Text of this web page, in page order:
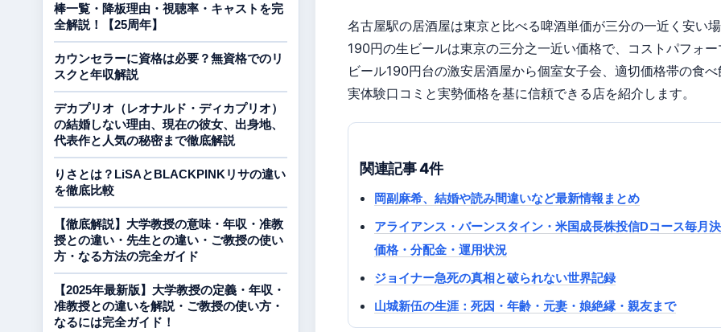
名古屋駅の居酒屋は東京と比べる啤酒単価が三分の一近く安い
190円の生ビールは東京の三分之一近い価格で、コストパフォ
ビール190円台の激安居酒屋から個室女子会、適切価格帯の食
実体験口コミと実勢価格を基に信頼できる店を紹介します。
関連記事 4件
岡副麻希、結婚や読み間違いなど最新情報まとめ
アライアンス・バーンスタイン・米国成長株投信Dコース毎月
価格・分配金・運用状況
ジョイナー急死の真相と破られない世界記録
山城新伍の生涯：死因・年齢・元妻・娘絶縁・親友まで
棒一覧・降板理由・視聴率・キャストを完
全解説！【25周年】
カウンセラーに資格は必要？無資格でのリ
スクと年収解説
デカプリオ（レオナルド・ディカプリオ）
の結婚しない理由、現在の彼女、出身地、
代表作と人気の秘密まで徹底解説
りさとは？LiSAとBLACKPINKリサの違い
を徹底比較
【徹底解説】大学教授の意味・年収・准教
授との違い・先生との違い・ご教授の使い
方・なる方法の完全ガイド
【2025年最新版】大学教授の定義・年収・
准教授との違いを解説・ご教授の使い方・
なるには完全ガイド！